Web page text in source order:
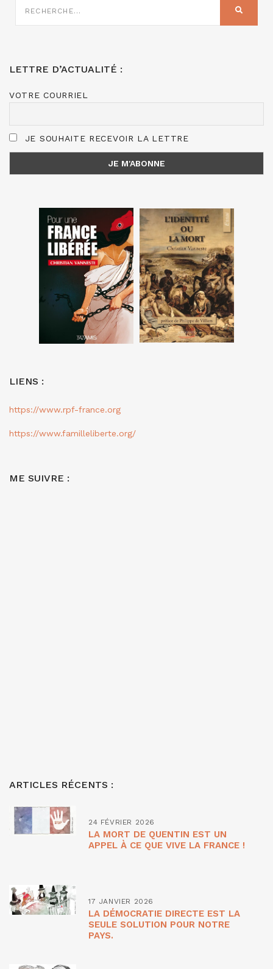
SUR
LETTRE D’ACTUALITÉ :
VOTRE COURRIEL
JE SOUHAITE RECEVOIR LA LETTRE
LIENS :
https://www.rpf-france.org
https://www.familleliberte.org/
ME SUIVRE :
ARTICLES RÉCENTS :
24 FÉVRIER 2026
LA MORT DE QUENTIN EST UN
APPEL À CE QUE VIVE LA FRANCE !
17 JANVIER 2026
LA DÉMOCRATIE DIRECTE EST LA
SEULE SOLUTION POUR NOTRE
PAYS.